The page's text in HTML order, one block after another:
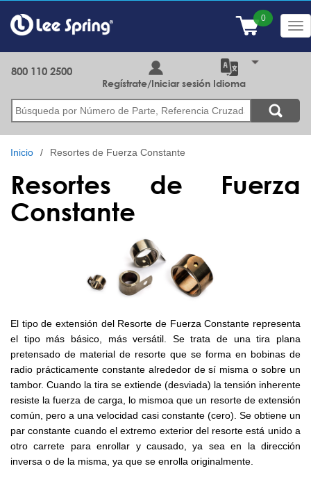
contenido
principal
Buscar
800 110 2500
Regístrate/Iniciar sesiónIdioma
Inicio Resortes de Fuerza Constante
Resortes de Fuerza
Constante
El tipo de extensión del Resorte de Fuerza Constante representa
el tipo más básico, más versátil. Se trata de una tira plana
pretensado de material de resorte que se forma en bobinas de
radio prácticamente constante alrededor de sí misma o sobre un
tambor. Cuando la tira se extiende (desviada) la tensión inherente
resiste la fuerza de carga, lo mismoa que un resorte de extensión
común, pero a una velocidad casi constante (cero). Se obtiene un
par constante cuando el extremo exterior del resorte está unido a
otro carrete para enrollar y causado, ya sea en la dirección
inversa o de la misma, ya que se enrolla originalmente.